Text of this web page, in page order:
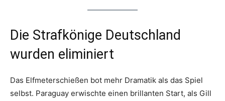
Die Strafkönige Deutschland
wurden eliminiert
Das Elfmeterschießen bot mehr Dramatik als das Spiel
selbst. Paraguay erwischte einen brillanten Start, als Gill